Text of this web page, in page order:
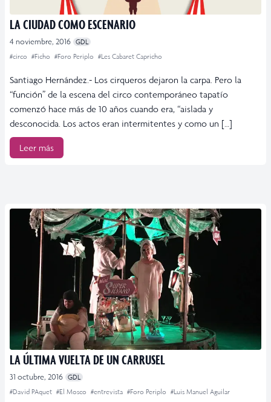
LA CIUDAD COMO ESCENARIO
4 noviembre, 2016 GDL
#circo #Ficho #Foro Periplo #Les Cabaret Capricho
Santiago Hernández.- Los cirqueros dejaron la carpa. Pero la
“función” de la escena del circo contemporáneo tapatío
comenzó hace más de 10 años cuando era, “aislada y
desconocida. Los actos eran intermitentes y como un […]
Leer más
LA ÚLTIMA VUELTA DE UN CARRUSEL
31 octubre, 2016 GDL
#David PAquet #El Mosco #entrevista #Foro Periplo #Luis Manuel Aguilar